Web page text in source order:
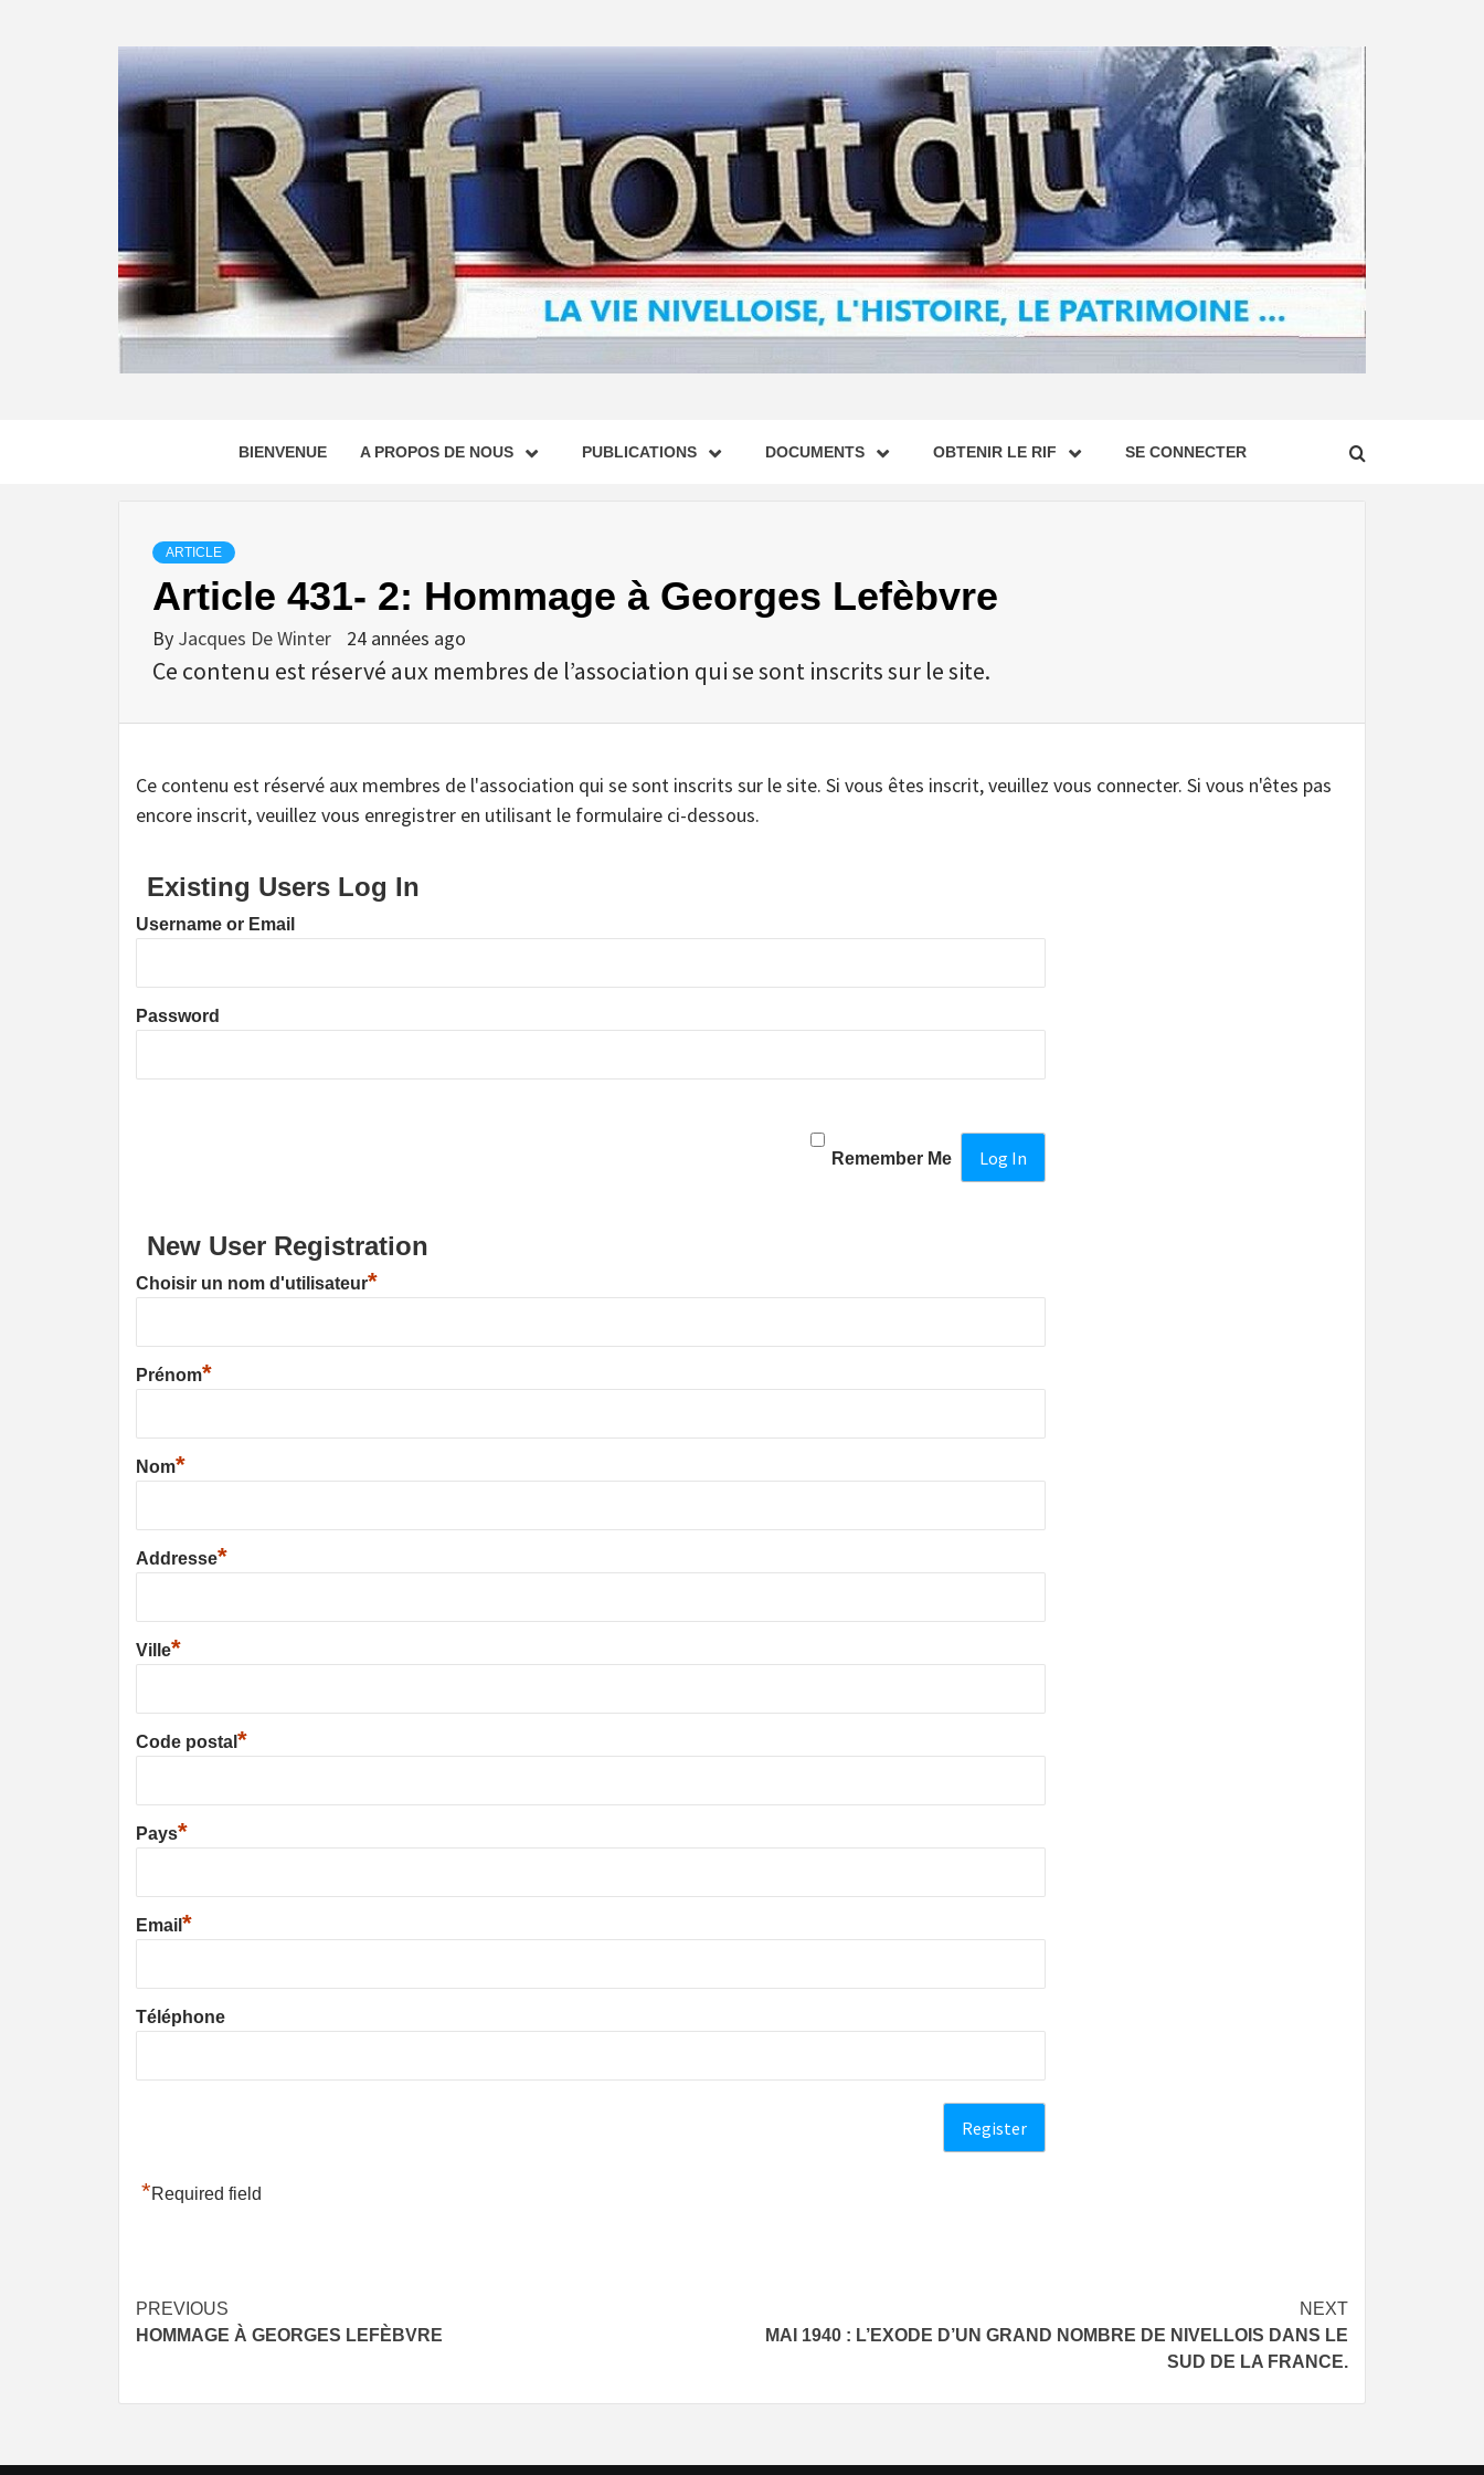
BIENVENUE A PROPOS DE NOUS PUBLICATIONS DOCUMENTS OBTENIR LE RIF SE CONNECTER
ARTICLE
Article 431- 2: Hommage à Georges Lefèbvre
By Jacques De Winter 24 années ago
Ce contenu est réservé aux membres de l’association qui se sont inscrits sur le site.
Ce contenu est réservé aux membres de l'association qui se sont inscrits sur le site. Si vous êtes inscrit, veuillez vous connecter. Si vous n'êtes pas
encore inscrit, veuillez vous enregistrer en utilisant le formulaire ci-dessous.
Existing Users Log In
Username or Email
Password
Remember Me
New User Registration
Choisir un nom d'utilisateur*
Prénom*
Nom*
Addresse*
Ville*
Code postal *
Pays*
Email *
Téléphone
*Required field
Post
navigation
PREVIOUS
HOMMAGE À GEORGES LEFÈBVRE
NEXT
MAI 1940 : L’EXODE D’UN GRAND NOMBRE DE NIVELLOIS DANS LE
SUD DE LA FRANCE.